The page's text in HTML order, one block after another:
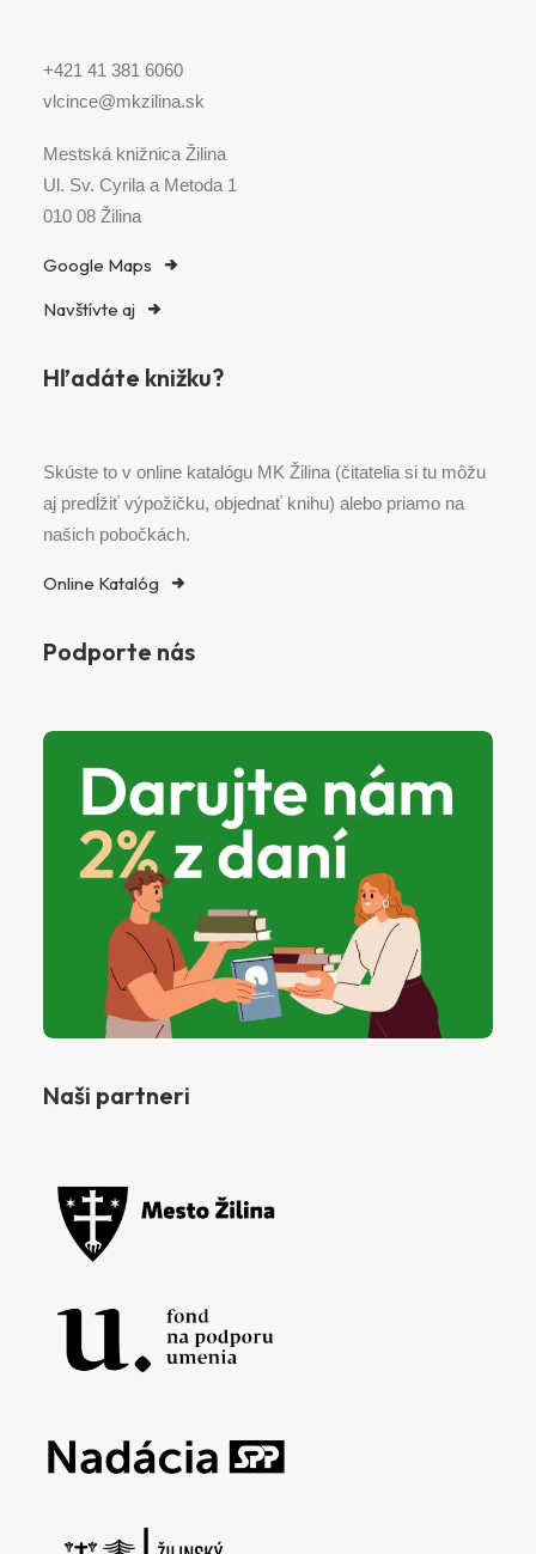
+421 41 381 6060
vlcince@mkzilina.sk
Mestská knižnica Žilina
Ul. Sv. Cyrila a Metoda 1
010 08 Žilina
Google Maps
Navštívte aj
Hľadáte knižku?
Skúste to v online katalógu MK Žilina (čitatelia si tu môžu
aj predĺžiť výpožičku, objednať knihu) alebo priamo na
našich pobočkách.
Online Katalóg
Podporte nás
Naši partneri